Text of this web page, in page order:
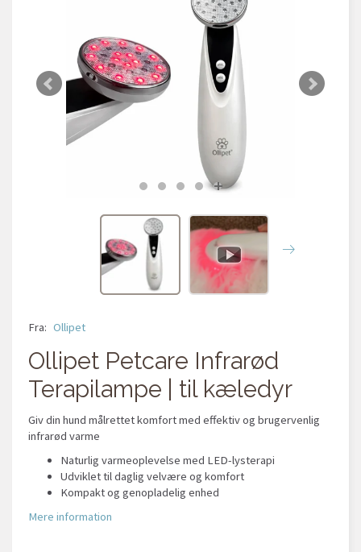
Fra: Ollipet
Ollipet Petcare Infrarød
Terapilampe | til kæledyr
Giv din hund målrettet komfort med effektiv og brugervenlig
infrarød varme
Naturlig varmeoplevelse med LED-lysterapi
Udviklet til daglig velvære og komfort
Kompakt og genopladelig enhed
Mere information